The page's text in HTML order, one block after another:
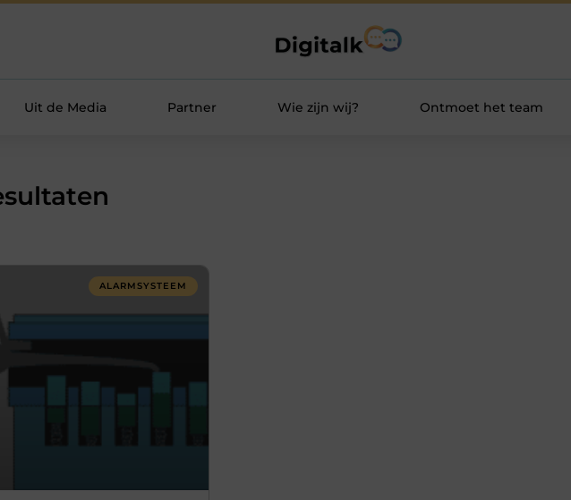
Uit de Media Partner Wie zijn wij? Ontmoet het team
ALARMSYSTEEM